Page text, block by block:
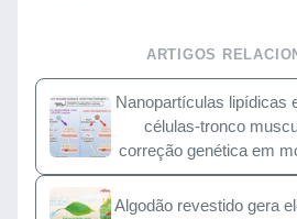
ARTIGOS
Nanopartículas lipídicas
células-tronco
correção genética em
Algodão revestido gera